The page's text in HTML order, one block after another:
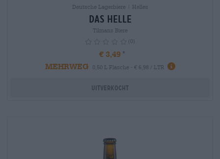
Deutsche Lagerbiere | Helles
Das Helle
Tilmans Biere
(0)
€ 3,49
MEHRWEG
0,50 L Flasche - € 6,98 / LTR info
Uitverkocht